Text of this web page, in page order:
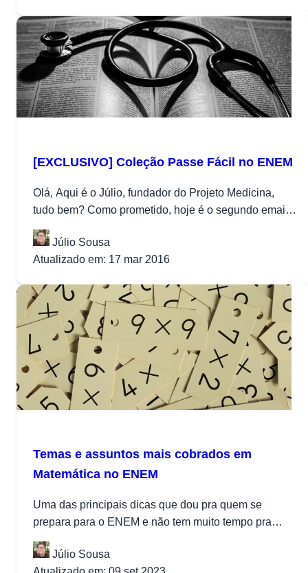
[EXCLUSIVO] Coleção Passe Fácil no ENEM
Olá, Aqui é o Júlio, fundador do Projeto Medicina,
tudo bem? Como prometido, hoje é o segundo email
no qual...
Júlio Sousa
Atualizado em: 17 mar 2016
Temas e assuntos mais cobrados em
Matemática no ENEM
Uma das principais dicas que dou pra quem se
prepara para o ENEM e não tem muito tempo pra
estudar...
Júlio Sousa